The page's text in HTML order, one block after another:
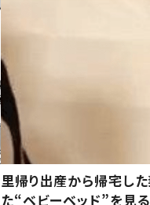
里帰り出産から帰宅し
た“ベビーベッド”を見